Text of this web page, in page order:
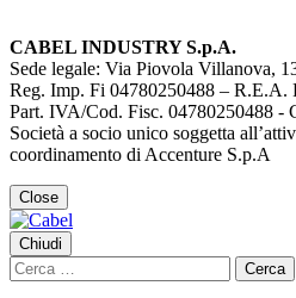
CABEL INDUSTRY S.p.A.
Sede legale: Via Piovola Villanova,
Reg. Imp. Fi 04780250488 – R.E.A.
Part. IVA/Cod. Fisc. 04780250488 -
Società a socio unico soggetta
coordinamento di Accenture S.p.A
Close
Chiudi
Ricerca
per: